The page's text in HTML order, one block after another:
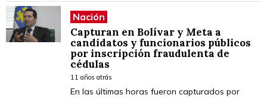
Nación
Capturan en Bolívar y Meta a
candidatos y funcionarios públicos
por inscripción fraudulenta de
cédulas
11 años atrás
En las últimas horas fueron capturados por